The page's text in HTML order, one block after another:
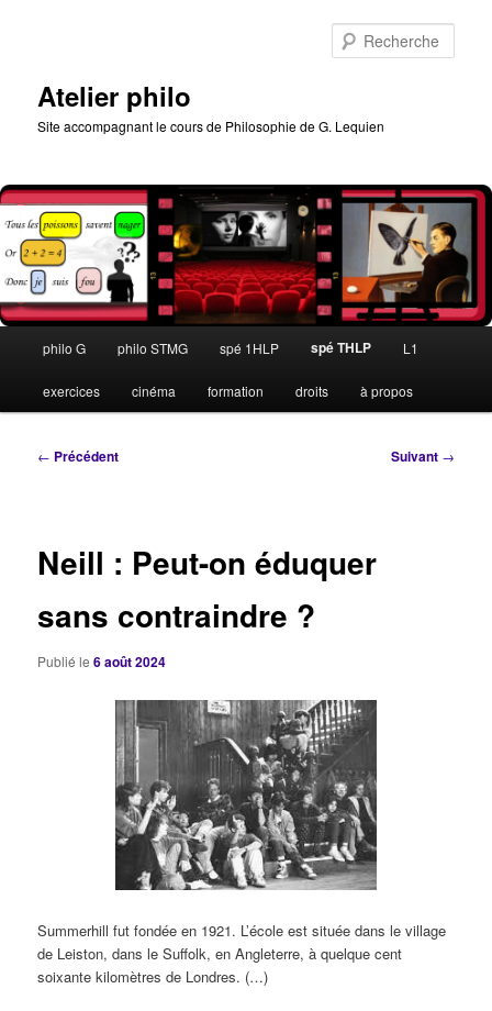
Atelier philo
Site accompagnant le cours de Philosophie de G. Lequien
principal
philo G philo STMG spé 1HLP spé THLP L1
exercices cinéma formation droits à propos
Navigation
← Précédent Suivant →
Neill : Peut-on éduquer
sans contraindre ?
Publié le6 août 2024
Summerhill fut fondée en 1921. L’école est située dans le village
de Leiston, dans le Suffolk, en Angleterre, à quelque cent
soixante kilomètres de Londres. (…)